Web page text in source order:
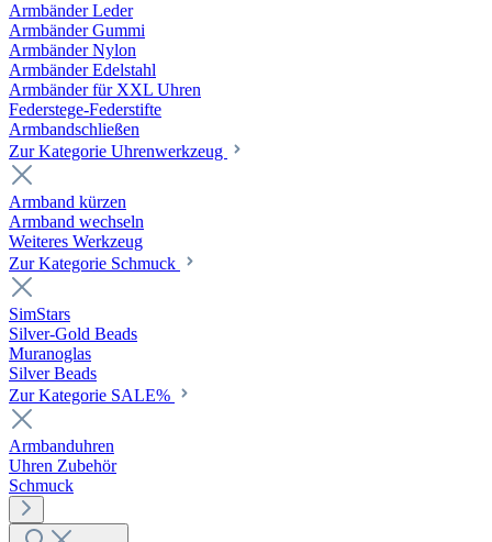
Armbänder Leder
Armbänder Gummi
Armbänder Nylon
Armbänder Edelstahl
Armbänder für XXL Uhren
Federstege-Federstifte
Armbandschließen
Zur Kategorie Uhrenwerkzeug
Armband kürzen
Armband wechseln
Weiteres Werkzeug
Zur Kategorie Schmuck
SimStars
Silver-Gold Beads
Muranoglas
Silver Beads
Zur Kategorie SALE%
Armbanduhren
Uhren Zubehör
Schmuck